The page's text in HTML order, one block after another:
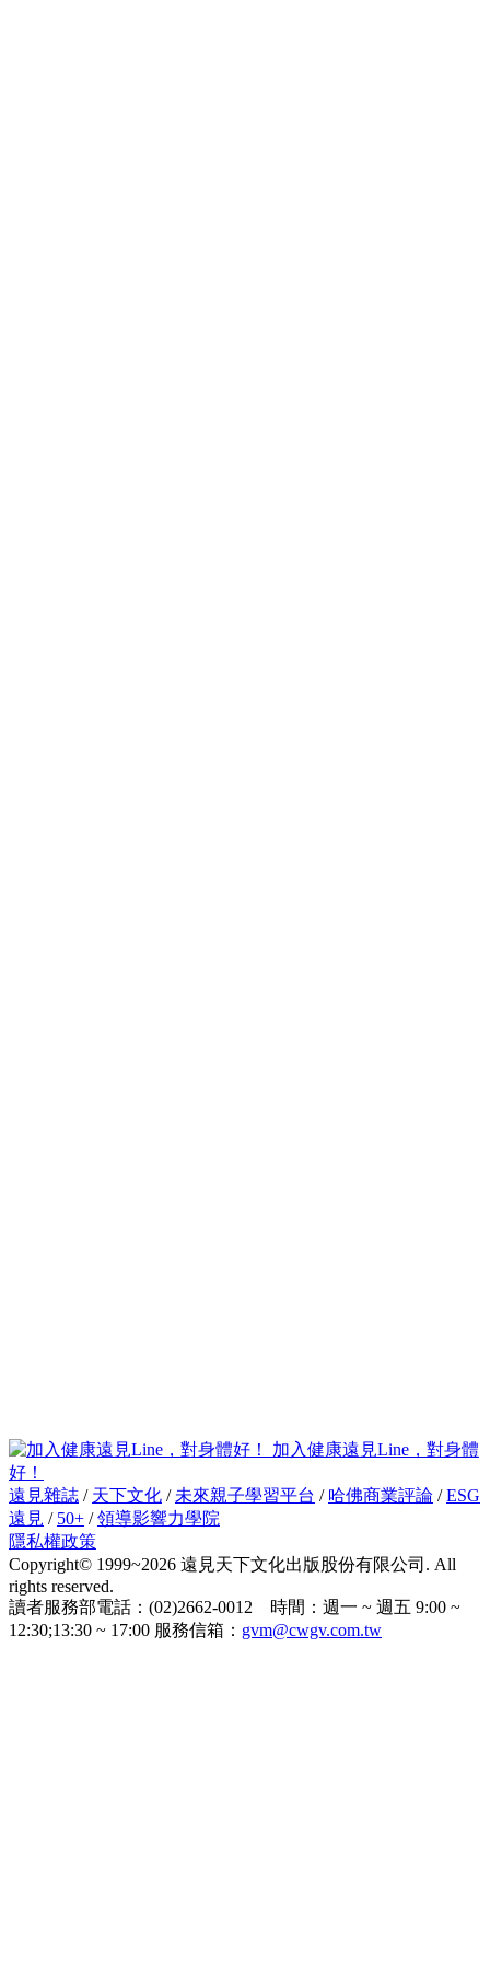
加入健康遠見Line，對身體
好！
遠見雜誌 / 天下文化 / 未來親子學習平台 / 哈佛商業評論 /ESG
遠見 / 50+ /領導影響力學院
隱私權政策
Copyright© 1999~2026 遠見天下文化出版股份有限公司. All
rights reserved.
讀者服務部電話：(02)2662-0012 時間：週一 ~ 週五 9:00 ~
12:30;13:30 ~ 17:00 服務信箱： gvm@cwgv.com.tw